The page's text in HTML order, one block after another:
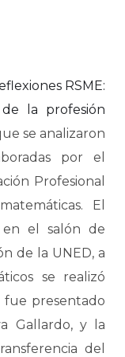
RSME:
la profesión
se analizaron
por el
Profesional
El
en el salón de
de la UNED, a
se realizó
fue presentado
Gallardo, y la
del